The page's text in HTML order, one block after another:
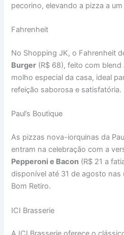
pecorino, elevando a pizza a
Fahrenheit
No Shopping JK, o Fahrenheit
Burger (R$ 68), feito com
molho especial da casa, ideal
refeição saborosa e satisfatória.
Paul’s Boutique
As pizzas nova-iorquinas da
entram na celebração com a
Pepperoni e Bacon (R$ 21 a
disponível até 31 de agosto nas
Bom Retiro.
ICI Brasserie